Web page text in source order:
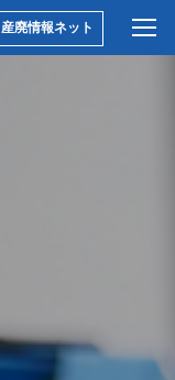
産廃情報ネット